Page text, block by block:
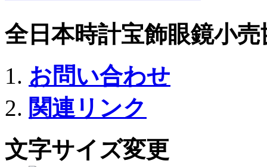
全日本時計宝飾眼鏡小
お問い合わせ
関連リンク
文字サイズ変更